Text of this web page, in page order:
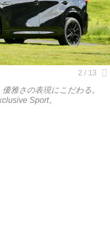
雅さの表現にこだわる。
Sport。